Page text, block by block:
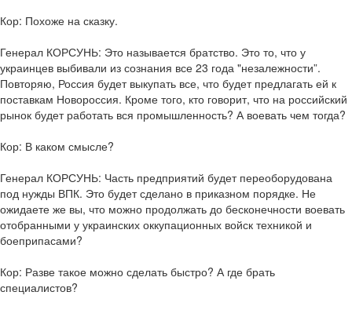
Кор: Похоже на сказку.
Генерал КОРСУНЬ: Это называется братство. Это то, что у
украинцев выбивали из сознания все 23 года "незалежности”.
Повторяю, Россия будет выкупать все, что будет предлагать ей к
поставкам Новороссия. Кроме того, кто говорит, что на российский
рынок будет работать вся промышленность? А воевать чем тогда?
Кор: В каком смысле?
Генерал КОРСУНЬ: Часть предприятий будет переоборудована
под нужды ВПК. Это будет сделано в приказном порядке. Не
ожидаете же вы, что можно продолжать до бесконечности воевать
отобранными у украинских оккупационных войск техникой и
боеприпасами?
Кор: Разве такое можно сделать быстро? А где брать
специалистов?